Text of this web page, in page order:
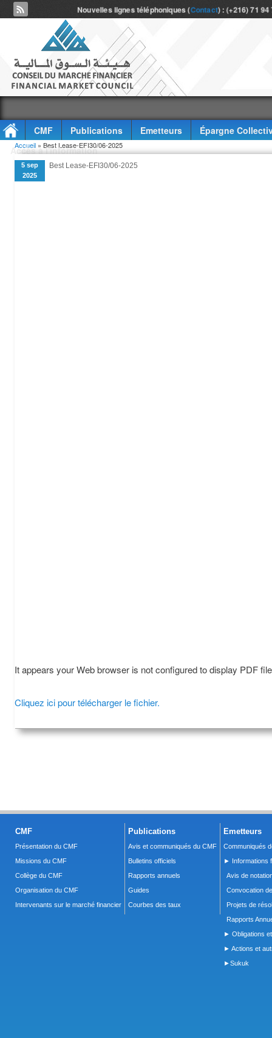
Nouvelles lignes téléphoniques (Contact) : (+216) 71
CMF Publications Emetteurs
Épargne
Accès à l'information
Vous êtes ici
Accueil » Best Lease-EFI30/06-2025
5 sep
2025
Best Lease-EFI30/06-2025
It appears your Web browser is not configured to display PDF
Cliquez ici pour télécharger le fichier.
CMF
Présentation du CMF
Missions du CMF
Collège du CMF
Organisation du CMF
Intervenants sur le marché financier
Publications
Avis et communiqués du CMF
Bulletins officiels
Rapports annuels
Guides
Courbes des taux
Emetteurs
Communiqués
► Informations
Avis de
Convocation
Projets de
Rapports
► Obligations
► Actions et
►Sukuk